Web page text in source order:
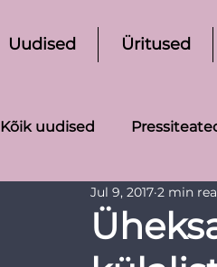
Uudised Üritused
Kõik uudised
Jul 9, 2017 2 min